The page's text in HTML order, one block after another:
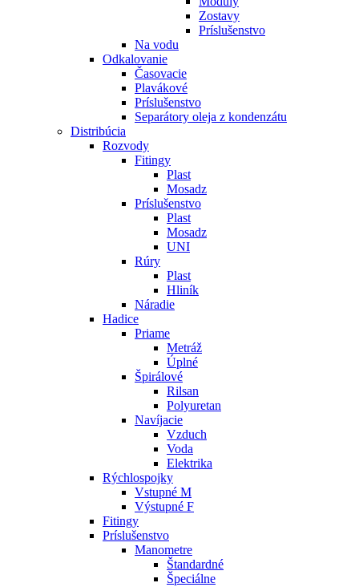
Zostavy
Príslušenstvo
Na vodu
Odkalovanie
Časovacie
Plavákové
Príslušenstvo
Separátory oleja z kondenzátu
Distribúcia
Rozvody
Fitingy
Plast
Mosadz
Príslušenstvo
Plast
Mosadz
UNI
Rúry
Plast
Hliník
Náradie
Hadice
Priame
Metráž
Úplné
Špirálové
Rilsan
Polyuretan
Navíjacie
Vzduch
Voda
Elektrika
Rýchlospojky
Vstupné M
Výstupné F
Fitingy
Príslušenstvo
Manometre
Štandardné
Špeciálne